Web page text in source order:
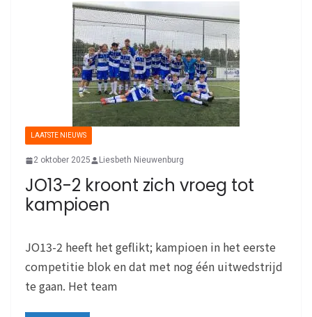
LAATSTE NIEUWS
2 oktober 2025 Liesbeth Nieuwenburg
JO13-2 kroont zich vroeg tot
kampioen
JO13-2 heeft het geflikt; kampioen in het eerste
competitie blok en dat met nog één uitwedstrijd
te gaan. Het team